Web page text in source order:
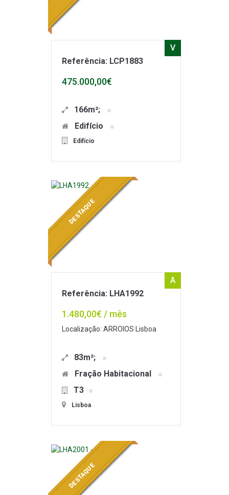
V
Referência: LCP1883
475.000,00€
166m²;
Edifício
Edifício
DESTAQUE
A
Referência: LHA1992
1.480,00€ / mês
Localização: ARROIOS Lisboa
83m²;
Fração Habitacional
T3
Lisboa
DESTAQUE